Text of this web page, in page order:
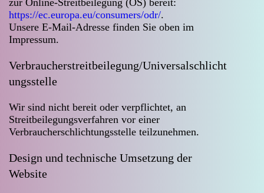
zur Online-Streitbeilegung (OS) bereit:
https://ec.europa.eu/consumers/odr/.
Unsere E-Mail-Adresse finden Sie oben im
Impressum.
Verbraucher­streit­beilegung/Universal­schlicht
ungs­stelle
Wir sind nicht bereit oder verpflichtet, an
Streitbeilegungsverfahren vor einer
Verbraucherschlichtungsstelle teilzunehmen.
Design und technische Umsetzung der
Website